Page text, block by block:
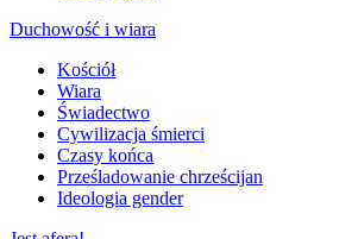
Duchowość i wiara
Kościół
Wiara
Świadectwo
Cywilizacja śmierci
Czasy końca
Prześladowanie chrześcijan
Ideologia gender